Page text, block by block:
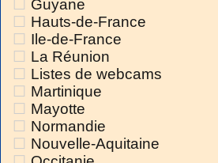
Guyane
Hauts-de-France
Ile-de-France
La Réunion
Listes de webcams
Martinique
Mayotte
Normandie
Nouvelle-Aquitaine